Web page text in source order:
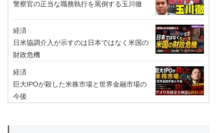
警察官の正当な職務執行を罵倒する玉川徹
経済
日米協調介入が示すのは日本ではなく米国の
財政危機
経済
巨大IPOが殺した米株市場と世界金融市場の
今後